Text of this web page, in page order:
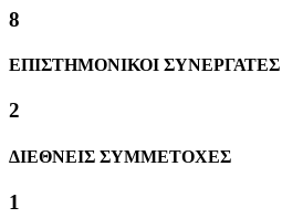
8
ΕΠΙΣΤΗΜΟΝΙΚΟΙ ΣΥΝΕΡΓΑΤΕΣ
2
ΔΙΕΘΝΕΙΣ ΣΥΜΜΕΤΟΧΕΣ
1